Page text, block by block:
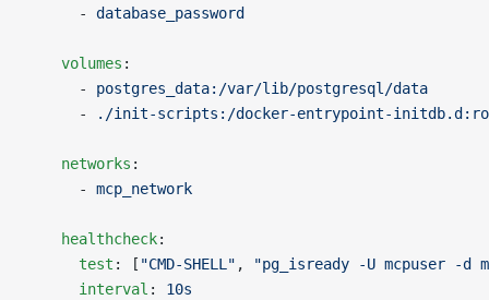
      -
database_password
    volumes
:
      -
postgres_data:/var/lib/postgresql/data
      -
./init-scripts:/docker-entrypoint-initdb.d:ro
    networks
:
      -
mcp_network
    healthcheck
:
      test
: [ "CMD-SHELL" ,
"pg_isready -U mcpuser -d
      interval
: 10s